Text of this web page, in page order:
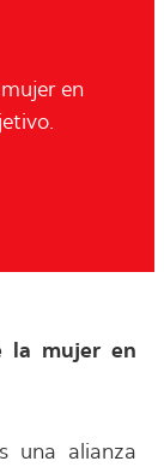
en
la mujer en
una alianza